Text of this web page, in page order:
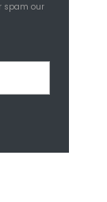
spam our